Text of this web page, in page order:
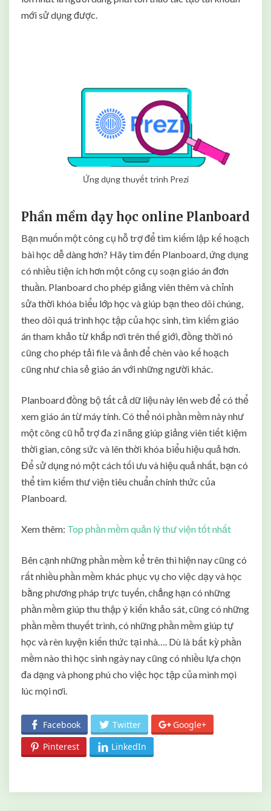
mới sử dụng được.
Ứng dụng thuyết trình Prezi
Phần mềm dạy học online Planboard
Bạn muốn một công cụ hỗ trợ để tìm kiếm lập kế hoạch
bài học dễ dàng hơn? Hãy tìm đến Planboard, ứng dụng
có nhiều tiện ích hơn một công cụ soạn giáo án đơn
thuần. Planboard cho phép giảng viên thêm và chỉnh
sửa thời khóa biểu lớp học và giúp bạn theo dõi chúng,
theo dõi quá trình học tập của học sinh, tìm kiếm giáo
án tham khảo từ khắp nơi trên thế giới, đồng thời nó
cũng cho phép tải file và ảnh để chèn vào kế hoạch
cũng như chia sẻ giáo án với những người khác.
Planboard đồng bộ tất cả dữ liệu này lên web để có thể
xem giáo án từ máy tính. Có thể nói phần mềm này như
một công cũ hỗ trợ đa zi năng giúp giảng viên tiết kiệm
thời gian, công sức và lên thời khóa biểu hiệu quả hơn.
Để sử dụng nó một cách tối ưu và hiệu quả nhất, bạn có
thể tìm kiếm thư viện tiêu chuẩn chính thức của
Planboard.
Xem thêm: Top phần mềm quản lý thư viện tốt nhất
Bên cạnh những phần mềm kể trên thì hiện nay cũng có
rất nhiều phần mềm khác phục vụ cho việc dạy và học
bằng phương pháp trực tuyến, chẳng hạn có những
phần mềm giúp thu thập ý kiến khảo sát, cũng có những
phần mềm thuyết trình, có những phần mềm giúp tự
học và rèn luyện kiến thức tại nhà…. Dù là bất kỳ phần
mềm nào thì học sinh ngày nay cũng có nhiều lựa chọn
đa dạng và phong phú cho việc học tập của mình mọi
lúc mọi nơi.
Facebook Twitter
Google+
Pinterest
LinkedIn